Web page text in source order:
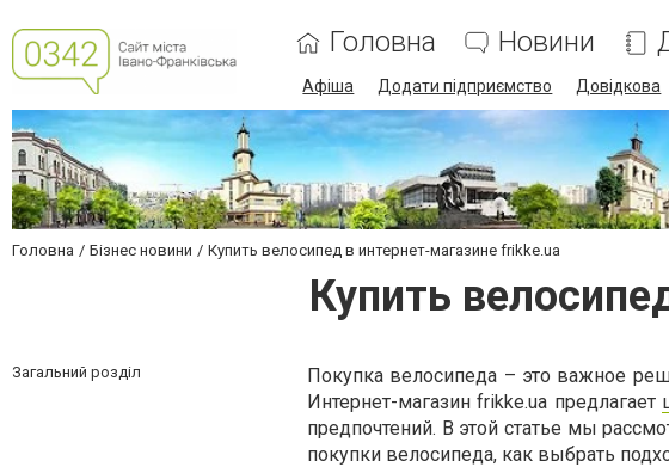
Головна Новини
Афіша Додати підприємство Довідкова
Головна Бізнес новини Купить велосипед в интернет-магазине frikke.ua
Купить
Загальний розділ
Покупка велосипеда – это важное
Интернет-магазин frikke.ua предлагает
предпочтений. В этой статье мы
покупки велосипеда, как выбрать